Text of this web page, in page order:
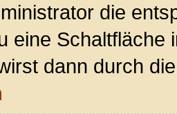
die
eine
dann durch